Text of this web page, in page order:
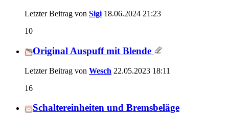
Letzter Beitrag von Sigi 18.06.2024 21:23
10
Original Auspuff mit Blende
Letzter Beitrag von Wesch 22.05.2023 18:11
16
Schaltereinheiten und Bremsbeläge